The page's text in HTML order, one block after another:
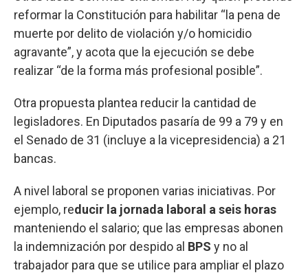
reformar la Constitución para habilitar “la pena de
muerte por delito de violación y/o homicidio
agravante”, y acota que la ejecución se debe
realizar “de la forma más profesional posible”.
Otra propuesta plantea reducir la cantidad de
legisladores. En Diputados pasaría de 99 a 79 y en
el Senado de 31 (incluye a la vicepresidencia) a 21
bancas.
A nivel laboral se proponen varias iniciativas. Por
ejemplo, reducir la jornada laboral a seis horas
manteniendo el salario; que las empresas abonen
la indemnización por despido al BPS y no al
trabajador para que se utilice para ampliar el plazo